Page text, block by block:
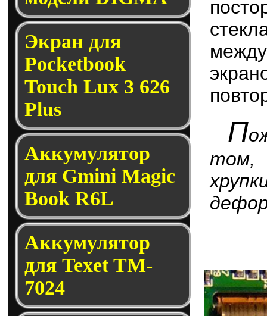
П
том,
Экран для
Pocketbook
Touch Lux 3 626
Plus
Аккумулятор
для Gmini Magic
Book R6L
Аккумулятор
для Texet TM-
7024